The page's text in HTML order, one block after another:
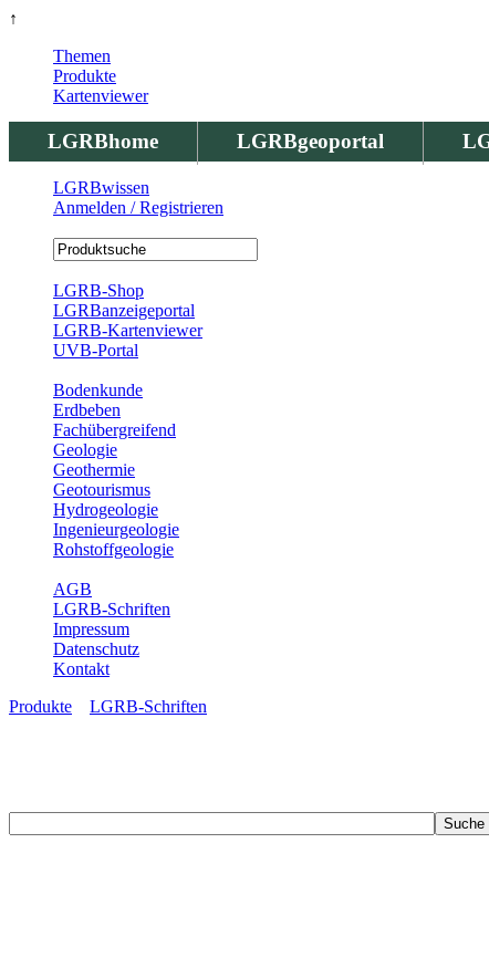
↑
LGRBhome LGRBgeoportal
Themen
Produkte
Kartenviewer
LGRBwissen
Anmelden / Registrieren
LGRB-Shop
LGRBanzeigeportal
LGRB-Kartenviewer
UVB-Portal
Bodenkunde
Erdbeben
Fachübergreifend
Geologie
Geothermie
Geotourismus
Hydrogeologie
Ingenieurgeologie
Rohstoffgeologie
AGB
LGRB-Schriften
Impressum
Datenschutz
Kontakt
Produkte
LGRB-Schriften